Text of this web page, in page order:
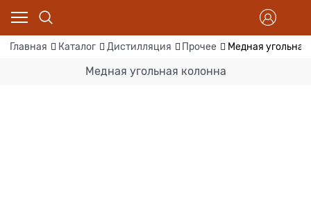
Главная Каталог Дистилляция Прочее Медная
Медная угольная колонна